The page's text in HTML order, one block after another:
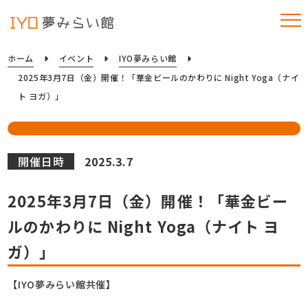
ホーム イベント
IYO夢みらい館
2025年3月7日（金）開催！「華金ビールのかわりに Night Yoga（ナイ
ト ヨガ）」
開催日時 2025.3.7
2025年3月7日（金）開催！「華金ビー
ルのかわりに Night Yoga（ナイト ヨ
ガ）」
【IYO夢みらい館共催】